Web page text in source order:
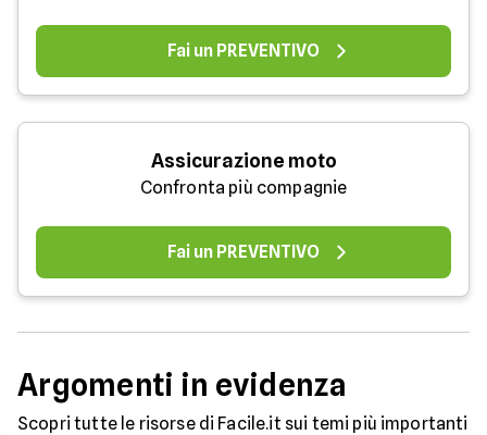
Fai un PREVENTIVO
Assicurazione moto
Confronta più compagnie
Fai un PREVENTIVO
Argomenti in evidenza
Scopri tutte le risorse di Facile.it sui temi più importanti